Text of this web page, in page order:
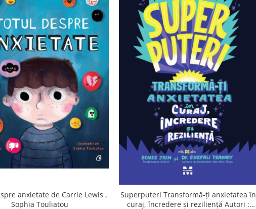
anxietate de Carrie Lewis ,
Sophia Touliatou
Superputeri Transformă-ți anxietatea în
curaj, încredere și reziliență Autori :